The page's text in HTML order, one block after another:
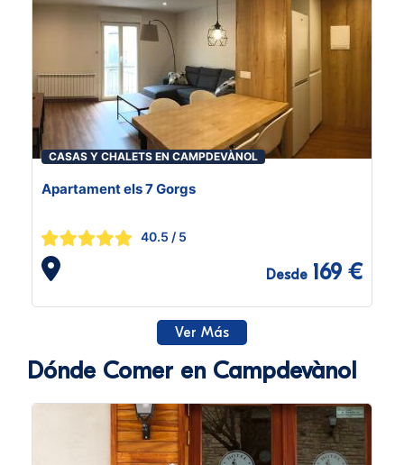
CASAS Y CHALETS EN CAMPDEVÀNOL
Apartament els 7 Gorgs
40.5 / 5
Desde 169 €
Ver Más
Dónde Comer en Campdevànol